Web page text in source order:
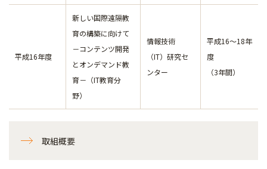
平成16年度
新しい国際遠隔教
育の構築に向けて
－コンテンツ開発
とオンデマンド教
育－（IT教育分
野）
情報技術
（IT）研究セ
ンター
平成16～18年
度
（3年間）
取組概要